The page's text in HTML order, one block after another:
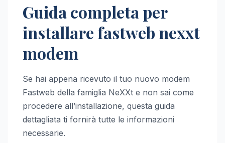
Guida completa per
installare fastweb nexxt
modem
Se hai appena ricevuto il tuo nuovo modem
Fastweb della famiglia NeXXt e non sai come
procedere all’installazione, questa guida
dettagliata ti fornirà tutte le informazioni
necessarie.